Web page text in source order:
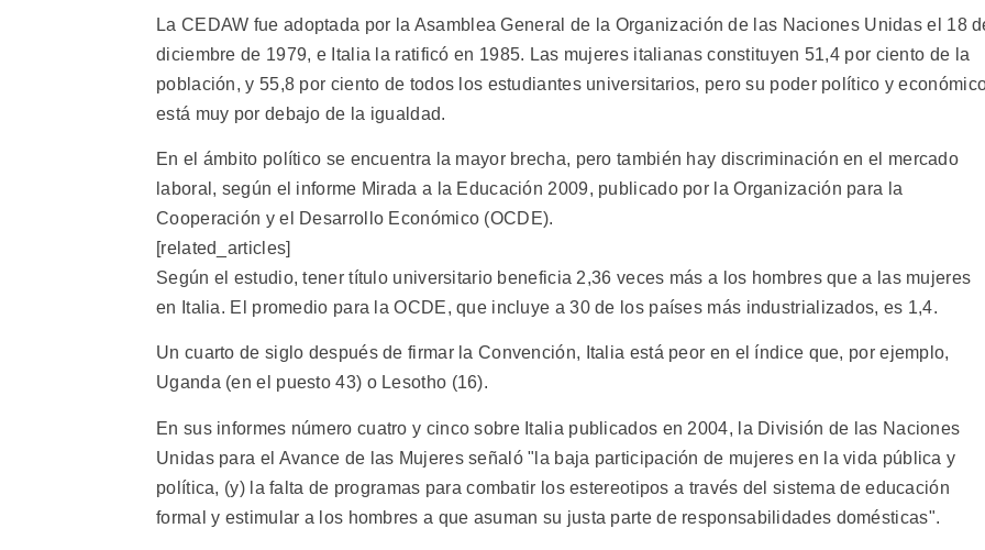
La CEDAW fue adoptada por la Asamblea General de la Organización de las Naciones Unidas el 18
diciembre de 1979, e Italia la ratificó en 1985. Las mujeres italianas constituyen 51,4 por ciento de la
población, y 55,8 por ciento de todos los estudiantes universitarios, pero su poder político y
está muy por debajo de la igualdad.
En el ámbito político se encuentra la mayor brecha, pero también hay discriminación en el mercado
laboral, según el informe Mirada a la Educación 2009, publicado por la Organización para la
Cooperación y el Desarrollo Económico (OCDE).
[related_articles]
Según el estudio, tener título universitario beneficia 2,36 veces más a los hombres que a las mujeres
en Italia. El promedio para la OCDE, que incluye a 30 de los países más industrializados, es 1,4.
Un cuarto de siglo después de firmar la Convención, Italia está peor en el índice que, por ejemplo,
Uganda (en el puesto 43) o Lesotho (16).
En sus informes número cuatro y cinco sobre Italia publicados en 2004, la División de las Naciones
Unidas para el Avance de las Mujeres señaló "la baja participación de mujeres en la vida pública y
política, (y) la falta de programas para combatir los estereotipos a través del sistema de educación
formal y estimular a los hombres a que asuman su justa parte de responsabilidades domésticas".